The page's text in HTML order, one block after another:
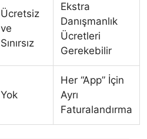
Ücretsiz
ve
Sınırsız
Ekstra
Danışmanlık
Ücretleri
Gerekebilir
Yok
Her “App” İçin
Ayrı
Faturalandırma